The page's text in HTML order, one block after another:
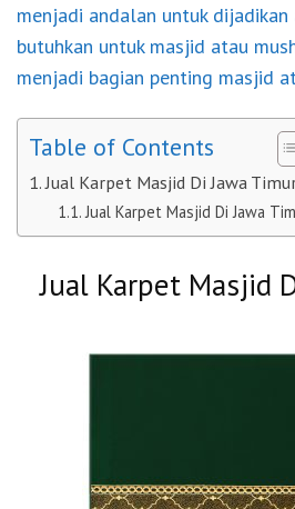
menjadi andalan untuk
butuhkan untuk masjid atau
menjadi bagian penting masjid
Table of Contents
Jual Karpet Masjid Di Jawa
Jual Karpet Masjid Di Jawa
Jual Karpet Masjid